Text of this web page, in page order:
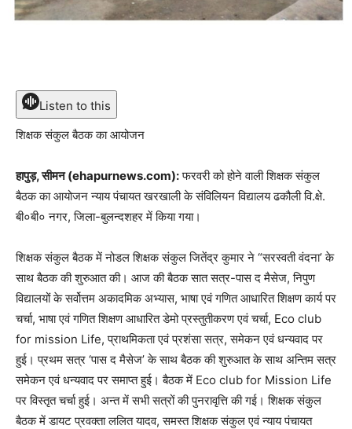
Listen to this
शिक्षक संकुल बैठक का आयोजन
हापुड़, सीमन (ehapurnews.com):फरवरी को होने वाली शिक्षक संकुल
बैठक का आयोजन न्याय पंचायत खरखाली के संविलियन विद्यालय ढकौली वि.क्षे.
बी०बी० नगर, जिला-बुलन्दशहर में किया गया।
शिक्षक संकुल बैठक में नोडल शिक्षक संकुल जितेंद्र कुमार ने “सरस्वती वंदना’ के
साथ बैठक की शुरुआत की। आज की बैठक सात सत्र-पास द मैसेज, निपुण
विद्यालयों के सर्वोत्तम अकादमिक अभ्यास, भाषा एवं गणित आधारित शिक्षण कार्य पर
चर्चा, भाषा एवं गणित शिक्षण आधारित डेमो प्रस्तुतीकरण एवं चर्चा, Eco club
for mission Life, प्राथमिकता एवं प्रशंसा सत्र, समेकन एवं धन्यवाद पर
हुई। प्रथम सत्र ‘पास द मैसेज’ के साथ बैठक की शुरुआत के साथ अन्तिम सत्र
समेकन एवं धन्यवाद पर समाप्त हुई। बैठक में Eco club for Mission Life
पर विस्तृत चर्चा हुई। अन्त में सभी सत्रों की पुनरावृत्ति की गई। शिक्षक संकुल
बैठक में डायट प्रवक्ता ललित यादव, समस्त शिक्षक संकुल एवं न्याय पंचायत